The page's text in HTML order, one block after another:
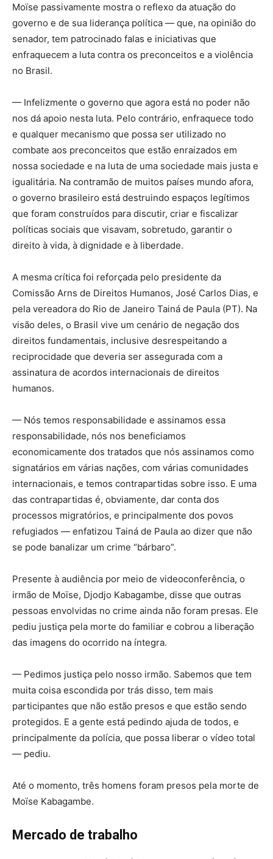
Moïse passivamente mostra o reflexo da atuação do
governo e de sua liderança política — que, na opinião do
senador, tem patrocinado falas e iniciativas que
enfraquecem a luta contra os preconceitos e a violência
no Brasil.
— Infelizmente o governo que agora está no poder não
nos dá apoio nesta luta. Pelo contrário, enfraquece todo
e qualquer mecanismo que possa ser utilizado no
combate aos preconceitos que estão enraizados em
nossa sociedade e na luta de uma sociedade mais justa e
igualitária. Na contramão de muitos países mundo afora,
o governo brasileiro está destruindo espaços legítimos
que foram construídos para discutir, criar e fiscalizar
políticas sociais que visavam, sobretudo, garantir o
direito à vida, à dignidade e à liberdade.
A mesma crítica foi reforçada pelo presidente da
Comissão Arns de Direitos Humanos, José Carlos Dias, e
pela vereadora do Rio de Janeiro Tainá de Paula (PT). Na
visão deles, o Brasil vive um cenário de negação dos
direitos fundamentais, inclusive desrespeitando a
reciprocidade que deveria ser assegurada com a
assinatura de acordos internacionais de direitos
humanos.
— Nós temos responsabilidade e assinamos essa
responsabilidade, nós nos beneficiamos
economicamente dos tratados que nós assinamos como
signatários em várias nações, com várias comunidades
internacionais, e temos contrapartidas sobre isso. E uma
das contrapartidas é, obviamente, dar conta dos
processos migratórios, e principalmente dos povos
refugiados — enfatizou Tainá de Paula ao dizer que não
se pode banalizar um crime “bárbaro”.
Presente à audiência por meio de videoconferência, o
irmão de Moïse, Djodjo Kabagambe, disse que outras
pessoas envolvidas no crime ainda não foram presas. Ele
pediu justiça pela morte do familiar e cobrou a liberação
das imagens do ocorrido na íntegra.
— Pedimos justiça pelo nosso irmão. Sabemos que tem
muita coisa escondida por trás disso, tem mais
participantes que não estão presos e que estão sendo
protegidos. E a gente está pedindo ajuda de todos, e
principalmente da polícia, que possa liberar o vídeo total
— pediu.
Até o momento, três homens foram presos pela morte de
Moïse Kabagambe.
Mercado de trabalho